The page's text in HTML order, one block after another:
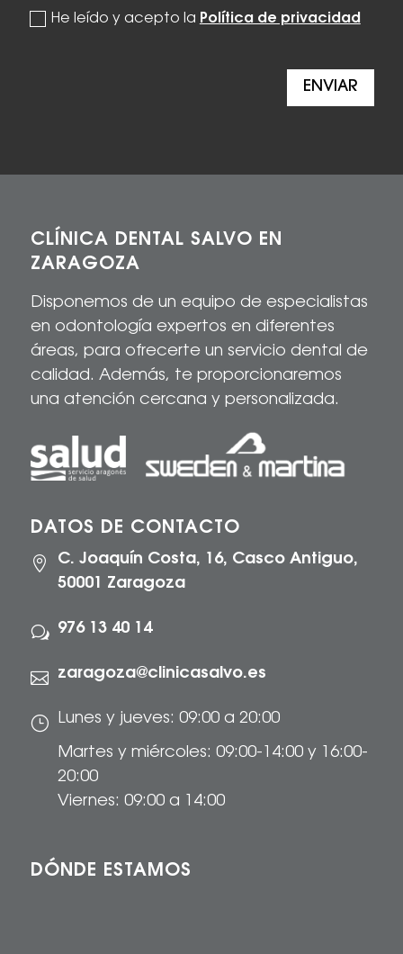
He leído y acepto la Política de privacidad
ENVIAR
CLÍNICA DENTAL SALVO EN
ZARAGOZA
Disponemos de un equipo de especialistas
en odontología expertos en diferentes
áreas, para ofrecerteun servicio dental de
calidad. Además, te proporcionaremos
una atención cercana y personalizada.
DATOS DE CONTACTO

C. Joaquín Costa, 16, Casco Antiguo,
50001 Zaragoza
w 976 13 40 14
 zaragoza@clinicasalvo.es
} Lunes y jueves: 09:00 a 20:00
Martes y miércoles: 09:00-14:00 y 16:00-
20:00
Viernes: 09:00 a 14:00
DÓNDE ESTAMOS